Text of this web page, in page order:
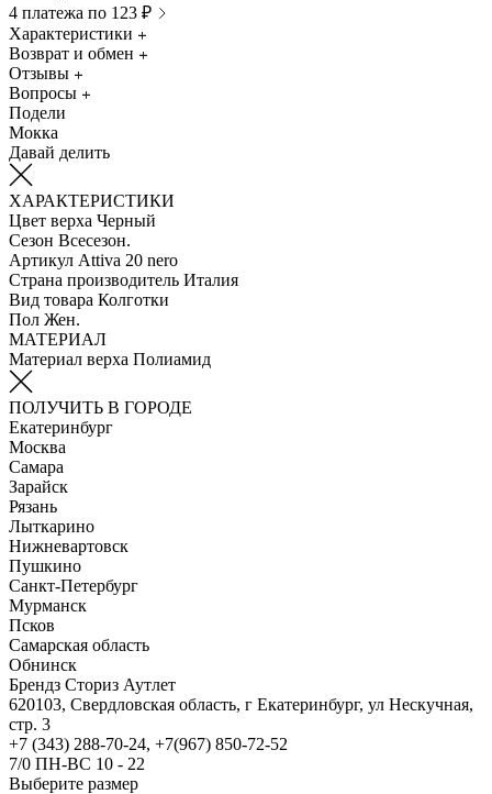
4 платежа по 123 ₽
Характеристики
Возврат и обмен
Отзывы
Вопросы
Подели
Мокка
Давай делить
ХАРАКТЕРИСТИКИ
Цвет верха Черный
Сезон Всесезон.
Артикул Attiva 20 nero
Страна производитель Италия
Вид товара Колготки
Пол Жен.
МАТЕРИАЛ
Материал верха Полиамид
ПОЛУЧИТЬ В ГОРОДЕ
Екатеринбург
Москва
Самара
Зарайск
Рязань
Лыткарино
Нижневартовск
Пушкино
Санкт-Петербург
Мурманск
Псков
Самарская область
Обнинск
Брендз Сториз Аутлет
620103, Свердловская область, г Екатеринбург, ул Нескучная,
стр. 3
+7 (343) 288-70-24, +7(967) 850-72-52
7/0 ПН-ВС 10 - 22
Выберите размер